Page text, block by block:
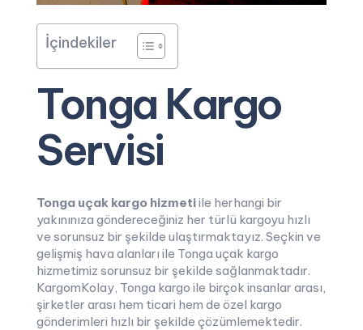
İçindekiler
Tonga Kargo
Servisi
Tonga uçak kargo hizmetiile herhangi bir
yakınınıza göndereceğiniz her türlü kargoyu hızlı
ve sorunsuz bir şekilde ulaştırmaktayız. Seçkin ve
gelişmiş hava alanları ile Tonga uçak kargo
hizmetimiz sorunsuz bir şekilde sağlanmaktadır.
KargomKolay, Tonga kargo ile birçok insanlar arası,
şirketler arası hem ticari hem de özel kargo
gönderimleri hızlı bir şekilde çözümlemektedir.